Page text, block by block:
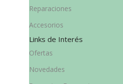
Reparaciones
Accesorios
Links de Interés
Ofertas
Novedades